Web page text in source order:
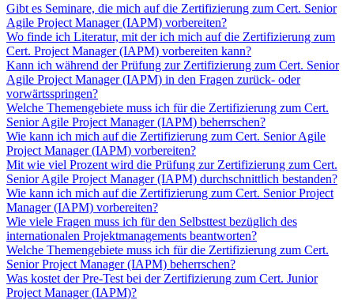
Gibt es Seminare, die mich auf die Zertifizierung zum Cert. Senior
Agile Project Manager (IAPM) vorbereiten?
Wo finde ich Literatur, mit der ich mich auf die Zertifizierung zum
Cert. Project Manager (IAPM) vorbereiten kann?
Kann ich während der Prüfung zur Zertifizierung zum Cert. Senior
Agile Project Manager (IAPM) in den Fragen zurück- oder
vorwärtsspringen?
Welche Themengebiete muss ich für die Zertifizierung zum Cert.
Senior Agile Project Manager (IAPM) beherrschen?
Wie kann ich mich auf die Zertifizierung zum Cert. Senior Agile
Project Manager (IAPM) vorbereiten?
Mit wie viel Prozent wird die Prüfung zur Zertifizierung zum Cert.
Senior Agile Project Manager (IAPM) durchschnittlich bestanden?
Wie kann ich mich auf die Zertifizierung zum Cert. Senior Project
Manager (IAPM) vorbereiten?
Wie viele Fragen muss ich für den Selbsttest bezüglich des
internationalen Projektmanagements beantworten?
Welche Themengebiete muss ich für die Zertifizierung zum Cert.
Senior Project Manager (IAPM) beherrschen?
Was kostet der Pre-Test bei der Zertifizierung zum Cert. Junior
Project Manager (IAPM)?